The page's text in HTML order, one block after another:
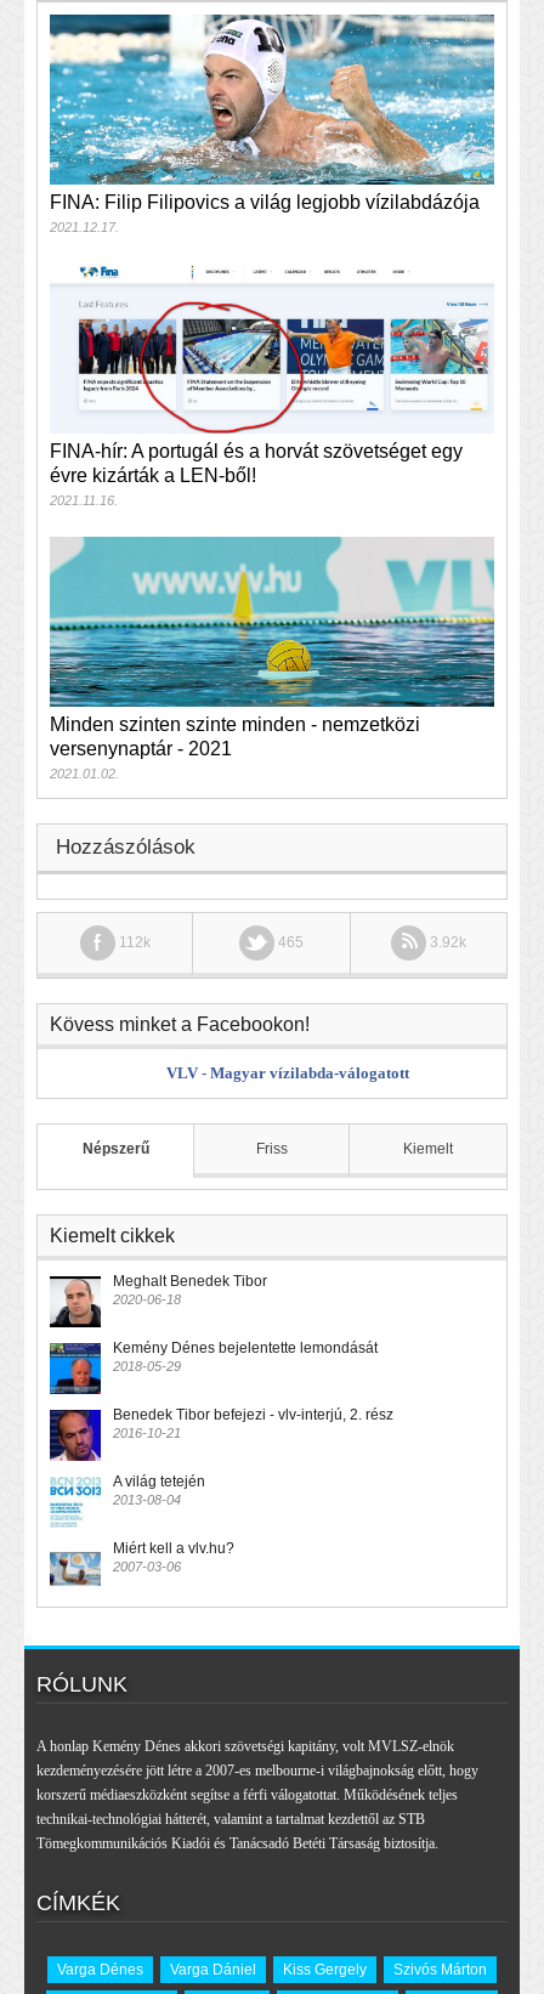
FINA: Filip Filipovics a világ legjobb vízilabdázója
2021.12.17.
FINA-hír: A portugál és a horvát szövetséget egy
évre kizárták a LEN-ből!
2021.11.16.
Minden szinten szinte minden - nemzetközi
versenynaptár - 2021
2021.01.02.
Hozzászólások
112k 465 3.92k
Kövess minket a Facebookon!
VLV - Magyar vízilabda-válogatott
Népszerű Friss Kiemelt
Kiemelt cikkek
Meghalt Benedek Tibor
2020-06-18
Kemény Dénes bejelentette lemondását
2018-05-29
Benedek Tibor befejezi - vlv-interjú, 2. rész
2016-10-21
A világ tetején
2013-08-04
Miért kell a vlv.hu?
2007-03-06
RÓLUNK
A honlap Kemény Dénes akkori szövetségi kapitány, volt MVLSZ-elnök
kezdeményezésére jött létre a 2007-es melbourne-i világbajnokság előtt, hogy
korszerű médiaeszközként segítse a férfi válogatottat. Működésének teljes
technikai-technológiai hátterét, valamint a tartalmat kezdettől az STB
Tömegkommunikációs Kiadói és Tanácsadó Betéti Társaság biztosítja.
CÍMKÉK
Varga Dénes Varga Dániel Kiss Gergely Szivós Márton